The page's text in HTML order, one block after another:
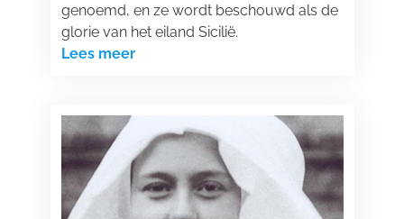
genoemd, en ze wordt beschouwd als de
glorie van het eiland Sicilië.
Lees meer